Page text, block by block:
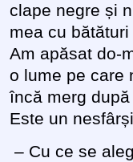
clape negre și
mea cu
Am apăsat do-
o lume pe care
încă merg
Este un
– Cu ce se